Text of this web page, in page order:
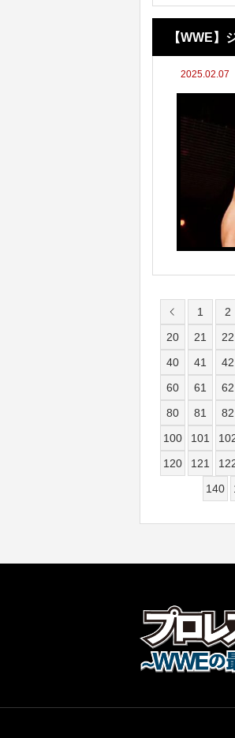
【WWE】
2025.02.07
1 2
20
21 22
40
41 42
60
61 62
80
81 82
100
101
120
121
140